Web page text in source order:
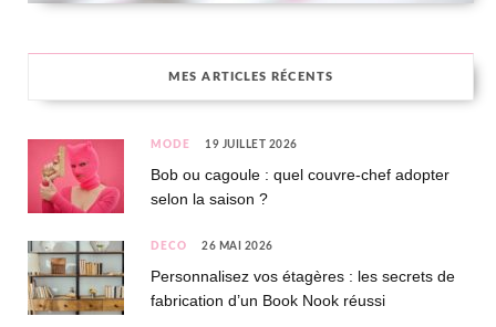
MES ARTICLES RÉCENTS
MODE 19 JUILLET 2026
Bob ou cagoule : quel couvre-chef adopter
selon la saison ?
DÉCO 26 MAI 2026
Personnalisez vos étagères : les secrets de
fabrication d’un Book Nook réussi